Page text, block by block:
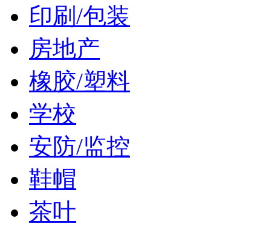
印刷/包装
房地产
橡胶/塑料
学校
安防/监控
鞋帽
茶叶